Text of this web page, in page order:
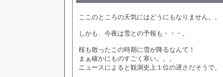
ここのところの天気にはどうにもなりません。。
しかも、今夜は雪との予報も・・・。
桜も散ったこの時期に雪が降るなんて！
まぁ確かにものすごく寒い。。。
ニュースによると観測史上１位の遅さだそうで。